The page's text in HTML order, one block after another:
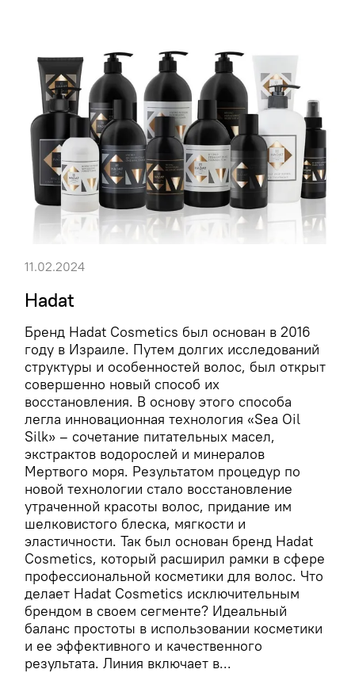
Hadat
Бренд Hadat Cosmetics был основан в 2016
году в Израиле. Путем долгих исследований
структуры и особенностей волос, был открыт
совершенно новый способ их
восстановления. В основу этого способа
легла инновационная технология «Sea Oil
Silk» – сочетание питательных масел,
экстрактов водорослей и минералов
Мертвого моря. Результатом процедур по
новой технологии стало восстановление
утраченной красоты волос, придание им
шелковистого блеска, мягкости и
эластичности. Так был основан бренд Hadat
Cosmetics, который расширил рамки в сфере
профессиональной косметики для волос. Что
делает Hadat Cosmetics исключительным
брендом в своем сегменте? Идеальный
баланс простоты в использовании косметики
и ее эффективного и качественного
результата. Линия включает в...
11.02.2024